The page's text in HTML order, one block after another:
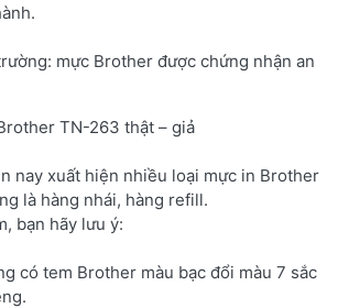
mực Brother được chứng nhận an
TN-263 thật – giả
nay xuất hiện nhiều loại mực in Brother
là hàng nhái, hàng refill.
bạn hãy lưu ý:
có tem Brother màu bạc đổi màu 7 sắc